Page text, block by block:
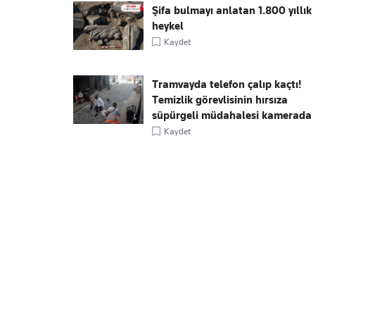
Şifa bulmayı anlatan 1.800 yıllık
heykel
Kaydet
Tramvayda telefon çalıp kaçtı!
Temizlik görevlisinin hırsıza
süpürgeli müdahalesi kamerada
Kaydet